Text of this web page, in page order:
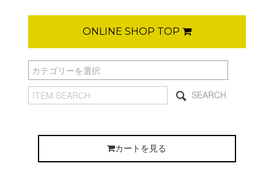
ONLINE SHOP TOP
SEARCH
カートを見る